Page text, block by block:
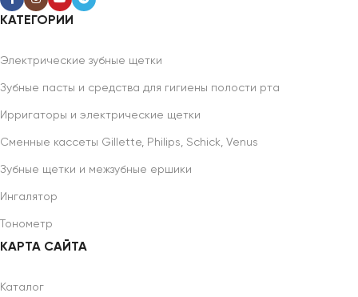
КАТЕГОРИИ
Электрические зубные щетки
Зубные пасты и средства для гигиены полости рта
Ирригаторы и электрические щетки
Сменные кассеты Gillette, Philips, Schick, Venus
Зубные щетки и межзубные ершики
Ингалятор
Тонометр
КАРТА САЙТА
Каталог